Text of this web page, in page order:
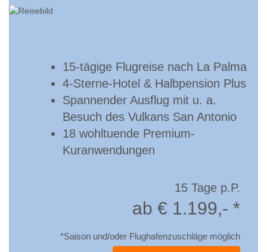
15-tägige Flugreise nach La Palma
4-Sterne-Hotel & Halbpension Plus
Spannender Ausflug mit u. a.
Besuch des Vulkans San Antonio
18 wohltuende Premium-
Kuranwendungen
15 Tage p.P.
ab € 1.199,- *
*Saison und/oder Flughafenzuschläge möglich